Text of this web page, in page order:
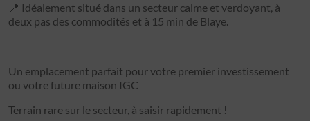
📍 Idéalement situé dans un secteur calme et verdoyant, à
deux pas des commodités et à 15 min de Blaye.
Un emplacement parfait pour votre premier investissement
ou votre future maison IGC
Terrain rare sur le secteur, à saisir rapidement !